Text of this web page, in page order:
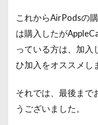
これからAirPodsの
は購入したが
っている方は、加入
ひ加入をオススメし
それでは、最後まで
うございました。